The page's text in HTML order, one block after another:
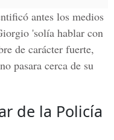
antes los medios
'solía hablar con
de carácter fuerte,
pasara cerca de su
de la Policía